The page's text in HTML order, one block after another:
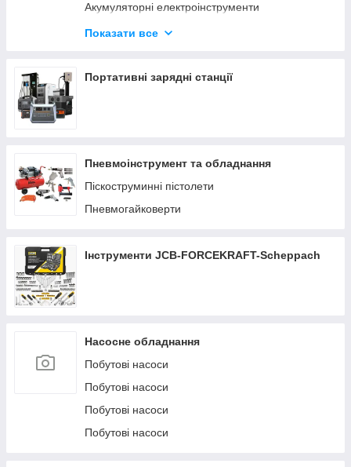
Акумуляторні електроінструменти
Деревообробний інструмент
Заточувальні верстати
Показати все
Портативні зарядні станції
Пневмоінструмент та обладнання
Піскоструминні пістолети
Пневмогайковерти
Інструменти JCB-FORCEKRAFT-Scheppach
Насосне обладнання
Побутові насоси
Побутові насоси
Побутові насоси
Побутові насоси